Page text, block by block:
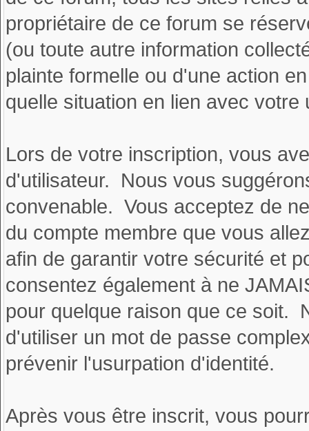
propriétaire de ce forum se
(ou toute autre information
plainte formelle ou d'une action
quelle situation en lien avec votre
Lors de votre inscription, vous
d'utilisateur. Nous vous
convenable. Vous acceptez de
du compte membre que vous
afin de garantir votre sécurité et
consentez également à ne
pour quelque raison que ce soit.
d'utiliser un mot de passe
prévenir l'usurpation d'identité.
Après vous être inscrit, vous